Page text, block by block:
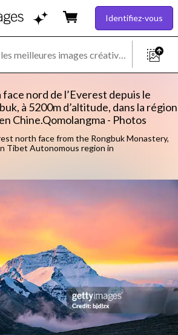
Identifiez-vous
nord de l’Everest depuis le
à 5200m d’altitude, dans la région
Chine.Qomolangma - Photos
north face from the Rongbuk Monastery,
Tibet Autonomous region in